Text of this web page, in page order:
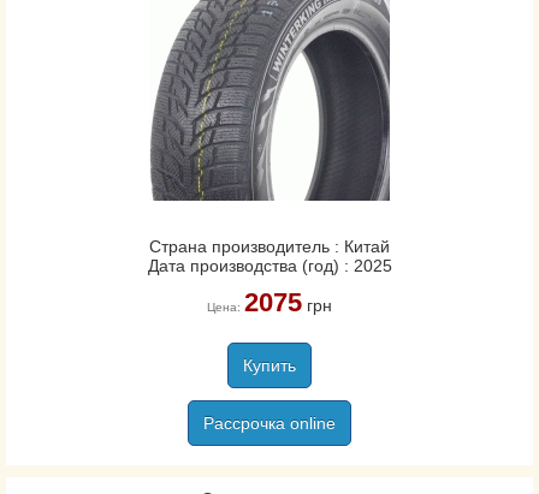
Страна производитель : Китай
Дата производства (год) : 2025
Цена: 2075грн
Купить
Рассрочка online